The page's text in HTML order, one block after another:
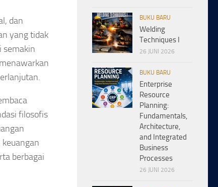
dan
yang tidak
semakin
filosofis
berbagai
BUKU BARU
Welding
Techniques I
26 JUNI 2026
BUKU BARU
Enterprise
Resource
Planning:
Fundamentals,
Architecture,
and Integrated
Business
Processes
26 JUNI 2026